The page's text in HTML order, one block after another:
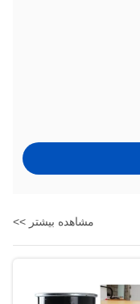
مشاهده بیشتر >>